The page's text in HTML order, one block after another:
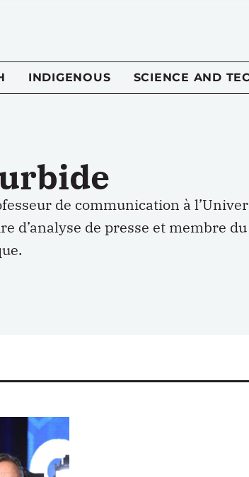
INDIGENOUS SCIENCE AND
de communication à
d’analyse de presse et membre